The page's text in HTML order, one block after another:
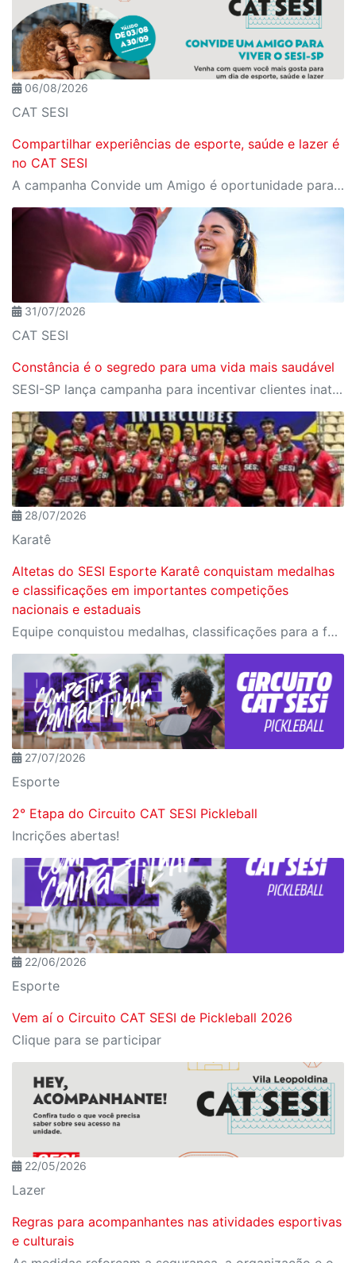
06/08/2026
CAT SESI
Compartilhar experiências de esporte, saúde e lazer é
no CAT SESI
A campanha Convide um Amigo é oportunidade para reunir amigos para aproveitar juntos toda estrutura da unidade SESI-SP mais próxima. Os benefícios para clientes e convidados estão no regulamento.
31/07/2026
CAT SESI
Constância é o segredo para uma vida mais saudável
SESI-SP lança campanha para incentivar clientes inativos a retomarem a prática de atividades físicas, esporte e lazer com benefícios exclusivos
28/07/2026
Karatê
Altetas do SESI Esporte Karatê conquistam medalhas
e classificações em importantes competições
nacionais e estaduais
Equipe conquistou medalhas, classificações para a fase final do Campeonato Brasileiro e importantes resultados em competições estaduais e nacionais.
27/07/2026
Esporte
2° Etapa do Circuito CAT SESI Pickleball
Incrições abertas!
22/06/2026
Esporte
Vem aí o Circuito CAT SESI de Pickleball 2026
Clique para se participar
22/05/2026
Lazer
Regras para acompanhantes nas atividades esportivas
e culturais